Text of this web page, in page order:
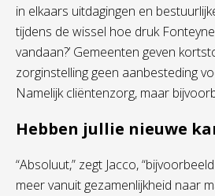
in elkaars uitdagingen en
tijdens de wissel hoe druk
vandaan?’ Gemeenten geven
zorginstelling geen aanbesteding
Namelijk cliëntenzorg, maar
Hebben jullie nieuwe
“Absoluut,” zegt Jacco,
meer vanuit gezamenlijkheid naar